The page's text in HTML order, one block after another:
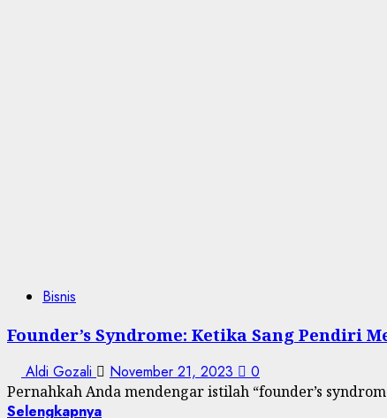
Bisnis
Founder’s Syndrome: Ketika Sang Pendiri
Aldi Gozali November 21, 2023 0
Pernahkah Anda mendengar istilah “founder’s
Selengkapnya